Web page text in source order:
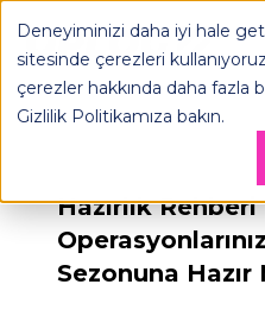
Deneyiminizi daha iyi hale
sitesinde çerezleri
çerezler hakkında daha fazla
Gizlilik Politikamıza bakın.
OPLOG
Hazırlık Rehberi
Sezonuna Hazır